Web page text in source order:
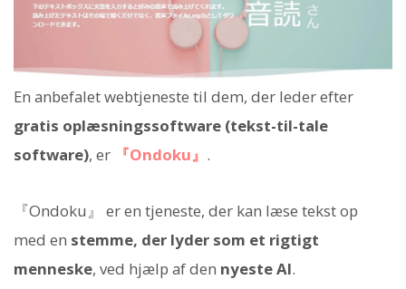
En anbefalet webtjeneste til dem, der leder efter
gratis oplæsningssoftware (tekst-til-tale
software), er 『Ondoku』 .
『Ondoku』 er en tjeneste, der kan læse tekst op
med en stemme, der lyder som et rigtigt
menneske, ved hjælp af den nyeste AI.